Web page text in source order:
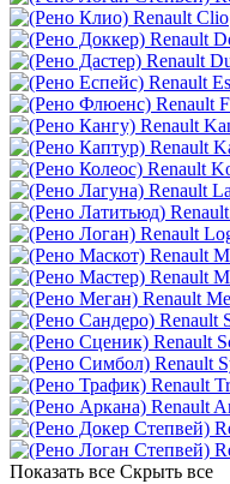
Renault Clio
Renault
Renault
Renault
Renault
Renault
Renault
Renault
Renault
Renault
Renault
Renault
Renault
Renault
Renault
Renault
Renault
Renault
Показать все Скрыть все